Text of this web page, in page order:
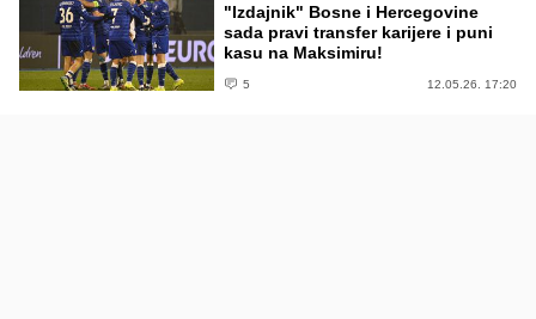
"Izdajnik" Bosne i Hercegovine
sada pravi transfer karijere i puni
kasu na Maksimiru!
5 12.05.26. 17:20